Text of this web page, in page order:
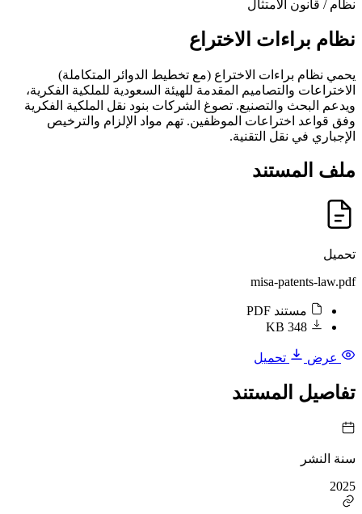
نظام / قانون الامتثال
نظام براءات الاختراع
يحمي نظام براءات الاختراع (مع تخطيط الدوائر المتكاملة)
الاختراعات والتصاميم المقدمة للهيئة السعودية للملكية الفكرية،
ويدعم البحث والتصنيع. تصوغ الشركات بنود نقل الملكية الفكرية
وفق قواعد اختراعات الموظفين. تهم مواد الإلزام والترخيص
الإجباري في نقل التقنية.
ملف المستند
تحميل
misa-patents-law.pdf
مستند PDF
348 KB
عرض تحميل
تفاصيل المستند
سنة النشر
2025